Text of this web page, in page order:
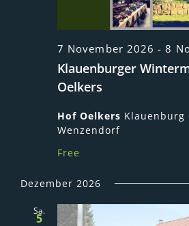
7 November 2026 -8
Klauenburger
Oelkers
Hof Oelkers Klauenburg
Wenzendorf
Free
Dezember 2026
Sa.
5